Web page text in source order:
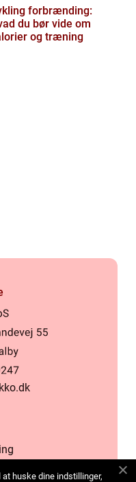
forbrænding:
du bør vide om
og træning
huske dine indstillinger,